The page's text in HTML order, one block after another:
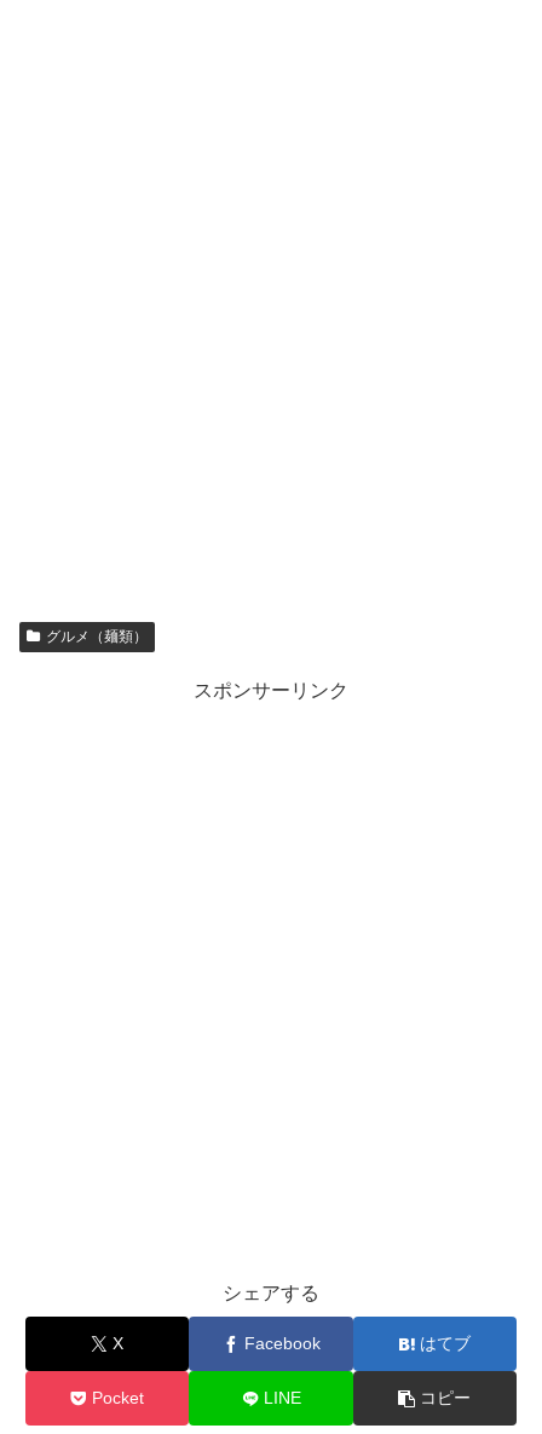
グルメ（麺類）
スポンサーリンク
シェアする
X Facebook はてブ
Pocket LINE コピー